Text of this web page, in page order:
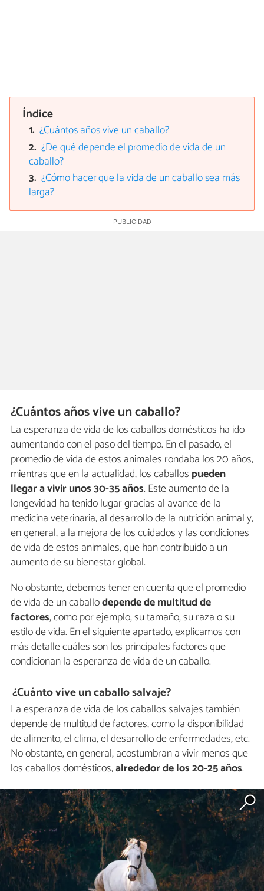
Índice
¿Cuántos años vive un caballo?
¿De qué depende el promedio de vida de un
caballo?
¿Cómo hacer que la vida de un caballo sea más
larga?
¿Cuántos años vive un caballo?
La esperanza de vida de los caballos domésticos ha ido
aumentando con el paso del tiempo. En el pasado, el
promedio de vida de estos animales rondaba los 20 años,
mientras que en la actualidad, los caballos pueden
llegar a vivirunos 30-35 años. Este aumento de la
longevidad ha tenido lugar gracias al avance de la
medicina veterinaria, al desarrollo de la nutrición animal y,
en general, a la mejora de los cuidados y las condiciones
de vida de estos animales, que han contribuido a un
aumento de su bienestar global.
No obstante, debemos tener en cuenta que el promedio
de vida de un caballodepende de multitud de
factores, como por ejemplo, su tamaño, su raza o su
estilo de vida. En el siguiente apartado, explicamos con
más detalle cuáles son los principales factores que
condicionan la esperanza de vida de un caballo.
¿Cuánto vive un caballo salvaje?
La esperanza de vida de los caballos salvajes también
depende de multitud de factores, como la disponibilidad
de alimento, el clima, el desarrollo de enfermedades, etc.
No obstante, en general, acostumbran a vivir menos que
los caballos domésticos,alrededor de los 20-25 años.